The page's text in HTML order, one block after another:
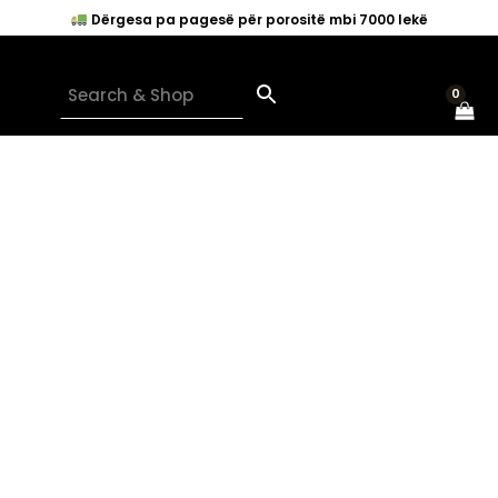
to
Dërgesa pa pagesë për porositë mbi 7000 lekë